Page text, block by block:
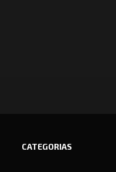
CATEGORIAS